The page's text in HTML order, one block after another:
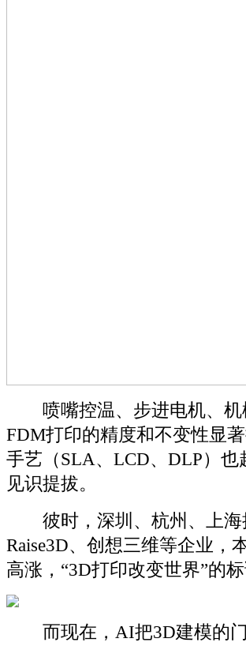
喷嘴控温、步进电机、机
FDM打印的精度和不变性显
手艺（SLA、LCD、DLP）
见识提拔。
彼时，深圳、杭州、上海
Raise3D、创想三维等企业，
高涨，“3D打印改变世界”的
而现在，AI把3D建模的门